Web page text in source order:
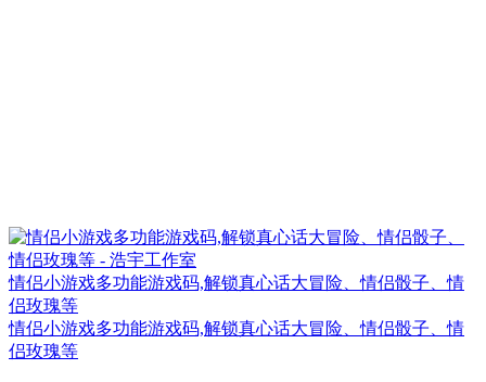
情侣小游戏多功能游戏码,解锁真心话大冒险、情侣骰子、情
侣玫瑰等
情侣小游戏多功能游戏码,解锁真心话大冒险、情侣骰子、情
侣玫瑰等